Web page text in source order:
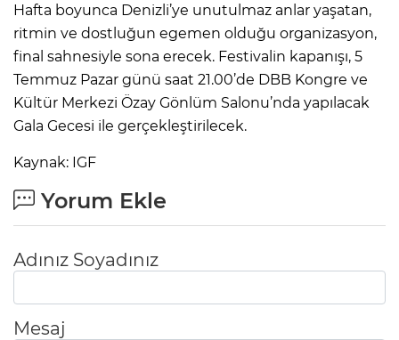
Hafta boyunca Denizli’ye unutulmaz anlar yaşatan,
ritmin ve dostluğun egemen olduğu organizasyon,
final sahnesiyle sona erecek. Festivalin kapanışı, 5
Temmuz Pazar günü saat 21.00’de DBB Kongre ve
Kültür Merkezi Özay Gönlüm Salonu’nda yapılacak
Gala Gecesi ile gerçekleştirilecek.
Kaynak: IGF
Yorum Ekle
Adınız Soyadınız
Mesaj